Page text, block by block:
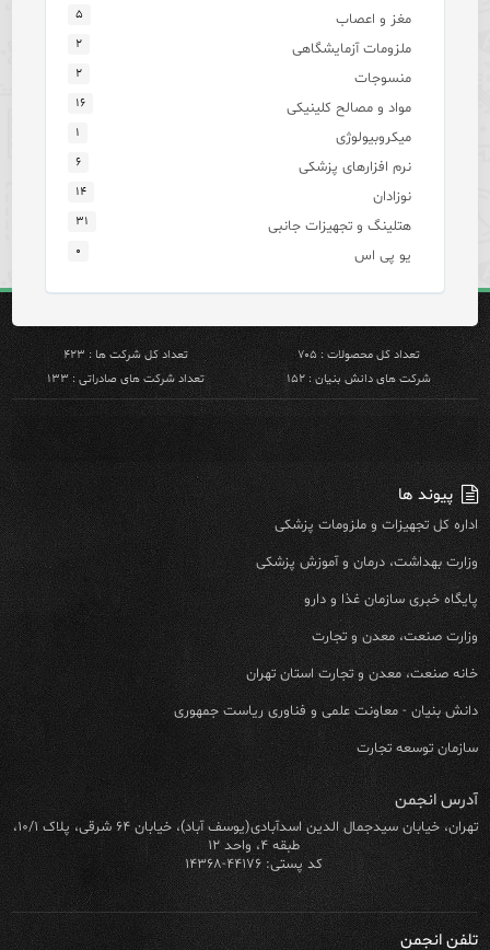
مغز و اعصاب ۵
ملزومات آزمایشگاهی ۲
منسوجات ۲
مواد و مصالح کلینیکی ۱۶
میکروبیولوژی ۱
نرم افزارهای پزشکی ۶
نوزادان ۱۴
هتلینگ و تجهیزات جانبی ۳۱
یو پی اس ۰
تعداد کل محصولات : ۷۰۵
تعداد کل شرکت ها : ۴۲۳
شرکت های دانش بنیان : ۱۵۲
تعداد شرکت های صادراتی : ۱۳۳
پیوند ها
اداره کل تجهیزات و ملزومات پزشکی
وزارت بهداشت، درمان و آموزش پزشکی
پایگاه خبری سازمان غذا و دارو
وزارت صنعت، معدن و تجارت
خانه صنعت، معدن و تجارت استان تهران
دانش بنیان - معاونت علمی و فناوری ریاست جمهوری
سازمان توسعه تجارت
آدرس انجمن
تهران، خیابان سیدجمال الدین اسدآبادی(یوسف آباد)، خیابان ۶۴ شرقی، پلاک ۱۰/۱،
طبقه ۴، واحد ۱۲
کد پستی: ۴۴۱۷۶-۱۴۳۶۸
تلفن انجمن